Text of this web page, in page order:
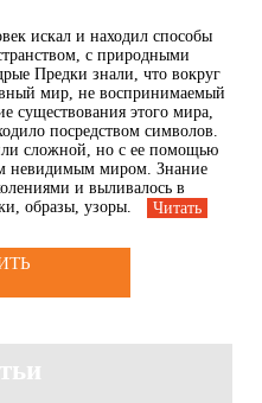
искал и находил способы
с природными
Предки знали, что вокруг
мир, не воспринимаемый
существования этого мира,
посредством символов.
сложной, но с ее помощью
невидимым миром. Знание
и выливалось в
образы, узоры.
Читать